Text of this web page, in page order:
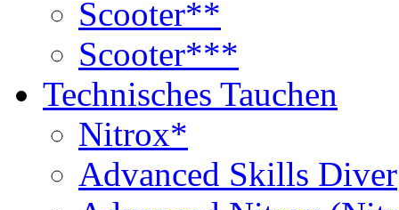
Scooter**
Scooter***
Technisches Tauchen
Nitrox*
Advanced Skills Diver